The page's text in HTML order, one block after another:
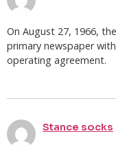
On August 27, 1966,
primary newspaper
operating agreement.
Stance socks